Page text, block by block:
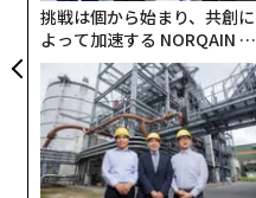
挑戦は個から始まり、共創に
よって加速する NORQAIN JA
PAN 特別座談会